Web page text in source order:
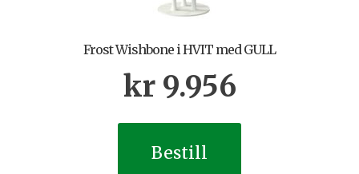
Frost Wishbone i HVIT med GULL
kr9.956
Bestill